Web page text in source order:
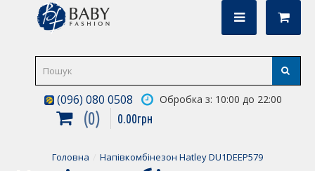
(096) 080 0508 Обробка з: 10:00 до 22:00
0 0.00грн
Головна Напівкомбінезон Hatley DU1DEEP579